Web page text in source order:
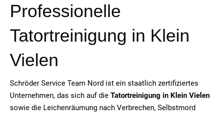
Professionelle
Tatortreinigung in Klein
Vielen
Schröder Service Team Nord ist ein staatlich zertifiziertes
Unternehmen, das sich auf die Tatortreinigung in Klein Vielen
sowie die Leichenräumung nach Verbrechen, Selbstmord